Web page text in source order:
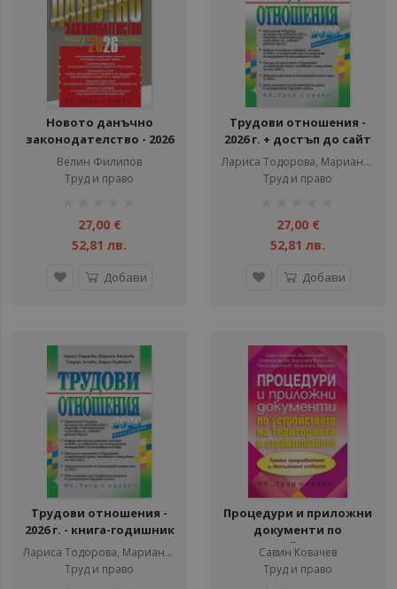
Новото данъчно
законодателство - 2026
година + достъп до
сайт
Велин Филипов
Труд и право
27,00 €
52,81 лв.
Добави
Трудови отношения -
2026 г. + достъп до сайт
Лариса Тодорова, Мариана Василева, Теодора Дичева
Труд и право
27,00 €
52,81 лв.
Добави
Трудови отношения -
2026 г. - книга-годишник
Лариса Тодорова, Мариана Василева, Теодора Дичева
Труд и право
Процедури и приложни
документи по
устройство на
територията и
строителството - 3.
Савин Ковачев
Труд и право